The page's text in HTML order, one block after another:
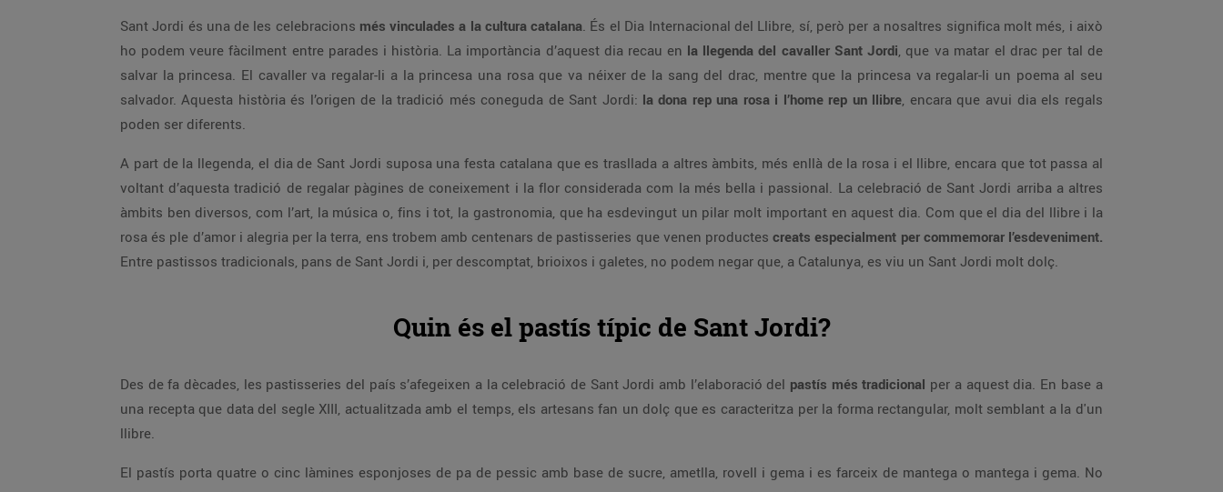
Sant Jordi és una de les celebracions més vinculades a la cultura catalana. És el Dia Internacional del Llibre, sí, però per a nosaltres significa molt més, i això
ho podem veure fàcilment entre parades i història. La importància d’aquest dia recau en la llegenda del cavaller Sant Jordi, que va matar el drac per tal de
salvar la princesa. El cavaller va regalar-li a la princesa una rosa que va néixer de la sang del drac, mentre que la princesa va regalar-li un poema al seu
salvador. Aquesta història és l’origen de la tradició més coneguda de Sant Jordi: la dona rep una rosa i l’home rep un llibre, encara que avui dia els regals
poden ser diferents.
A part de la llegenda, el dia de Sant Jordi suposa una festa catalana que es trasllada a altres àmbits, més enllà de la rosa i el llibre, encara que tot passa al
voltant d’aquesta tradició de regalar pàgines de coneixement i la flor considerada com la més bella i passional. La celebració de Sant Jordi arriba a altres
àmbits ben diversos, com l’art, la música o, fins i tot, la gastronomia, que ha esdevingut un pilar molt important en aquest dia. Com que el dia del llibre i la
rosa és ple d’amor i alegria per la terra, ens trobem amb centenars de pastisseries que venen productes creats especialment per commemorar l’esdeveniment.
Entre pastissos tradicionals, pans de Sant Jordi i, per descomptat, brioixos i galetes, no podem negar que, a Catalunya, es viu un Sant Jordi molt dolç.
Quin és el pastís típic de Sant Jordi?
Des de fa dècades, les pastisseries del país s’afegeixen a la celebració de Sant Jordi amb l’elaboració del pastís més tradicional per a aquest dia. En base a
una recepta que data del segle XIII, actualitzada amb el temps, els artesans fan un dolç que es caracteritza per la forma rectangular, molt semblant a la d'un
llibre.
El pastís porta quatre o cinc làmines esponjoses de pa de pessic amb base de sucre, ametlla, rovell i gema i es farceix de mantega o mantega i gema. No